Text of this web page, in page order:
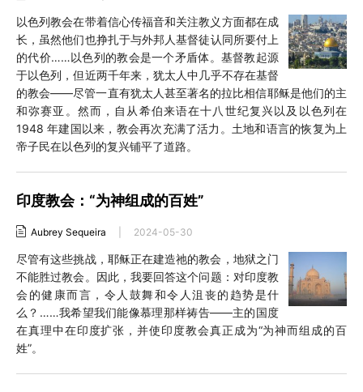
以色列教会在带着信心传福音和关注教义方面都在成
长，虽然他们也挣扎于与外邦人基督徒认同所要付上
的代价……以色列的教会是一个矛盾体。基督教起源
于以色列，但近两千年来，犹太人中几乎不存在基督
的教会——尽管一直有犹太人甚至著名的拉比相信耶稣是他们的主
和弥赛亚。然而，自从希伯来语在十八世纪复兴以及以色列在
1948 年建国以来，教会再次充满了活力。土地和语言的恢复为上
帝子民在以色列的复兴铺平了道路。
印度教会：“为神组成的百姓”
Aubrey Sequeira 2024-05-30
尽管有这些挑战，耶稣正在建造祂的教会，地狱之门
不能胜过教会。因此，我要回答这个问题：对印度教
会的健康而言，令人鼓舞和令人沮丧的趋势是什
么？……我希望我们能像慕理那样祷告——主的国度
在真理中在印度扩张，并使印度教会真正成为“为神而组成的百
姓”。